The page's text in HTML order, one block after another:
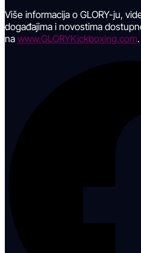
Više informacija o GLORY-ju,
događajima i novostima
na www.GLORYKickboxing.com.